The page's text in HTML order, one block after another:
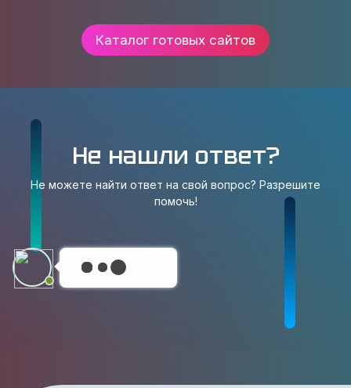
Каталог готовых сайтов
Не нашли ответ?
Не можете найти ответ на свой вопрос? Разрешите
помочь!